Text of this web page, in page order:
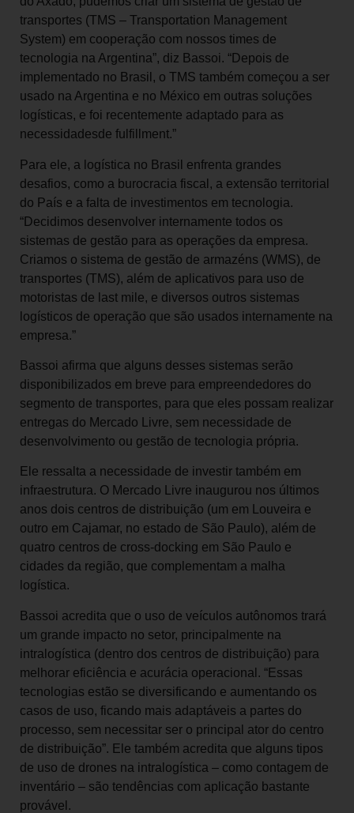
transportes (TMS – Transportation Management
System) em cooperação com nossos times de
tecnologia na Argentina”, diz Bassoi. “Depois de
implementado no Brasil, o TMS também começou a ser
usado na Argentina e no México em outras soluções
logísticas, e foi recentemente adaptado para as
necessidadesde fulfillment.”
Para ele, a logística no Brasil enfrenta grandes
desafios, como a burocracia fiscal, a extensão territorial
do País e a falta de investimentos em tecnologia.
“Decidimos desenvolver internamente todos os
sistemas de gestão para as operações da empresa.
Criamos o sistema de gestão de armazéns (WMS), de
transportes (TMS), além de aplicativos para uso de
motoristas de last mile, e diversos outros sistemas
logísticos de operação que são usados internamente na
empresa.”
Bassoi afirma que alguns desses sistemas serão
disponibilizados em breve para empreendedores do
segmento de transportes, para que eles possam realizar
entregas do Mercado Livre, sem necessidade de
desenvolvimento ou gestão de tecnologia própria.
Ele ressalta a necessidade de investir também em
infraestrutura. O Mercado Livre inaugurou nos últimos
anos dois centros de distribuição (um em Louveira e
outro em Cajamar, no estado de São Paulo), além de
quatro centros de cross-docking em São Paulo e
cidades da região, que complementam a malha
logística.
Bassoi acredita que o uso de veículos autônomos trará
um grande impacto no setor, principalmente na
intralogística (dentro dos centros de distribuição) para
melhorar eficiência e acurácia operacional. “Essas
tecnologias estão se diversificando e aumentando os
casos de uso, ficando mais adaptáveis a partes do
processo, sem necessitar ser o principal ator do centro
de distribuição”. Ele também acredita que alguns tipos
de uso de drones na intralogística – como contagem de
inventário – são tendências com aplicação bastante
provável.